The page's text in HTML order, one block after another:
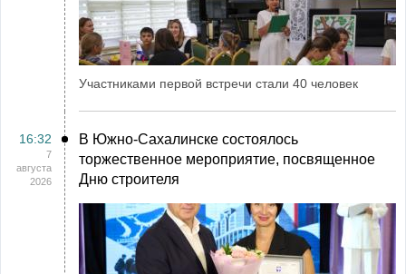
Участниками первой встречи стали 40 человек
16:32
7
августа
2026
В Южно-Сахалинске состоялось
торжественное мероприятие, посвященное
Дню строителя